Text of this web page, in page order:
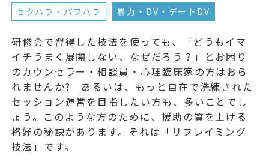
セクハラ・パワハラ 暴力・DV・デートDV
研修会で習得した技法を使っても、「どうもイマ
イチうまく展開しない、なぜだろう？」とお困り
のカウンセラー・相談員・心理臨床家の方はおら
れませんか? あるいは、もっと自在で洗練された
セッション運営を目指したい方も、多いことでし
ょう。このような方のために、援助の質を上げる
格好の秘訣があります。それは「リフレイミング
技法」です。